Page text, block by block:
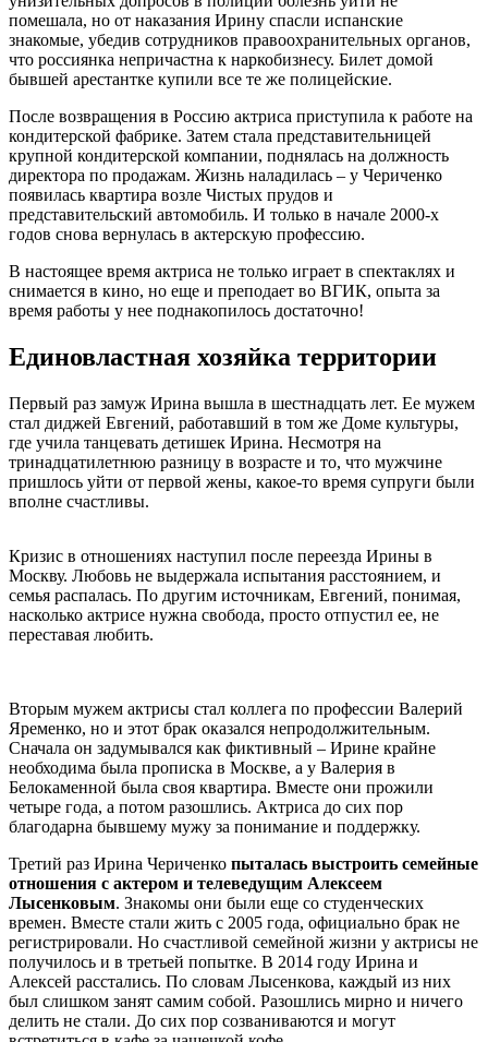
помешала, но от наказания Ирину спасли испанские
знакомые, убедив сотрудников правоохранительных органов,
что россиянка непричастна к наркобизнесу. Билет домой
бывшей арестантке купили все те же полицейские.
После возвращения в Россию актриса приступила к работе на
кондитерской фабрике. Затем стала представительницей
крупной кондитерской компании, поднялась на должность
директора по продажам. Жизнь наладилась – у Чериченко
появилась квартира возле Чистых прудов и
представительский автомобиль. И только в начале 2000-х
годов снова вернулась в актерскую профессию.
В настоящее время актриса не только играет в спектаклях и
снимается в кино, но еще и преподает во ВГИК, опыта за
время работы у нее поднакопилось достаточно!
Единовластная хозяйка территории
Первый раз замуж Ирина вышла в шестнадцать лет. Ее мужем
стал диджей Евгений, работавший в том же Доме культуры,
где учила танцевать детишек Ирина. Несмотря на
тринадцатилетнюю разницу в возрасте и то, что мужчине
пришлось уйти от первой жены, какое-то время супруги были
вполне счастливы.
Кризис в отношениях наступил после переезда Ирины в
Москву. Любовь не выдержала испытания расстоянием, и
семья распалась. По другим источникам, Евгений, понимая,
насколько актрисе нужна свобода, просто отпустил ее, не
переставая любить.
Вторым мужем актрисы стал коллега по профессии Валерий
Яременко, но и этот брак оказался непродолжительным.
Сначала он задумывался как фиктивный – Ирине крайне
необходима была прописка в Москве, а у Валерия в
Белокаменной была своя квартира. Вместе они прожили
четыре года, а потом разошлись. Актриса до сих пор
благодарна бывшему мужу за понимание и поддержку.
Третий раз Ирина Чериченко пыталась выстроить семейные
отношения с актером и телеведущим Алексеем
Лысенковым. Знакомы они были еще со студенческих
времен. Вместе стали жить с 2005 года, официально брак не
регистрировали. Но счастливой семейной жизни у актрисы не
получилось и в третьей попытке. В 2014 году Ирина и
Алексей расстались. По словам Лысенкова, каждый из них
был слишком занят самим собой. Разошлись мирно и ничего
делить не стали. До сих пор созваниваются и могут